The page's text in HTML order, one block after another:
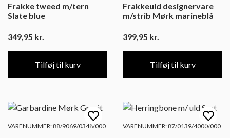
Frakke tweed m/tern
Slate blue
349,95 kr.
Tilføj til kurv
Frakkeuld designervare
m/strib Mørk marineblå
399,95 kr.
Tilføj til kurv
VARENUMMER: 88/9069/0348/000 VARENUMMER: 87/0139/4000/000